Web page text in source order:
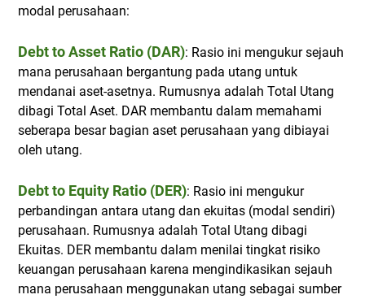
modal perusahaan:
Debt to Asset Ratio (DAR): Rasio ini mengukur sejauh
mana perusahaan bergantung pada utang untuk
mendanai aset-asetnya. Rumusnya adalah Total Utang
dibagi Total Aset. DAR membantu dalam memahami
seberapa besar bagian aset perusahaan yang dibiayai
oleh utang.
Debt to Equity Ratio (DER): Rasio ini mengukur
perbandingan antara utang dan ekuitas (modal sendiri)
perusahaan. Rumusnya adalah Total Utang dibagi
Ekuitas. DER membantu dalam menilai tingkat risiko
keuangan perusahaan karena mengindikasikan sejauh
mana perusahaan menggunakan utang sebagai sumber